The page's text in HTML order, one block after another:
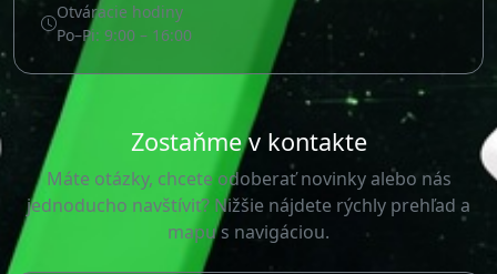
Otváracie hodiny
Po–Pi: 9:00 – 16:00
Zostaňme v kontakte
Máte otázky, chcete odoberať novinky alebo nás
jednoducho navštíviť? Nižšie nájdete rýchly prehľad a
mapu s navigáciou.